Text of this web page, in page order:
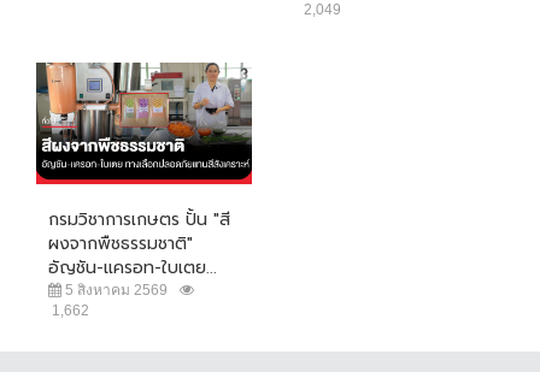
2,049
กรมวิชาการเกษตร ปั้น "สี
ผงจากพืชธรรมชาติ"
อัญชัน-แครอท-ใบเตย...
5 สิงหาคม 2569
1,662